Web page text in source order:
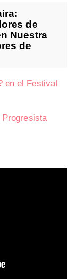
de
Nuestra
de
en el Festival